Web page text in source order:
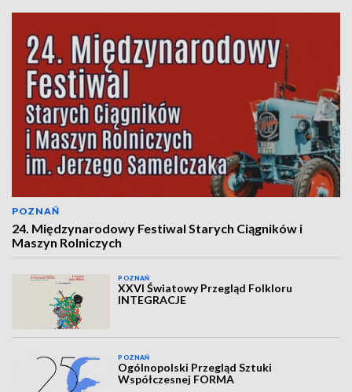
POZNAŃ
24. Międzynarodowy Festiwal Starych Ciągników i
Maszyn Rolniczych
POZNAŃ
XXVI Światowy Przegląd Folkloru
INTEGRACJE
POZNAŃ
Ogólnopolski Przegląd Sztuki
Współczesnej FORMA